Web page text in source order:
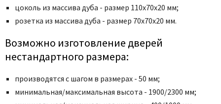
цоколь из массива дуба - размер 110х70х20 мм;
розетка из массива дуба - размер 70х70х20 мм.
Возможно изготовление дверей
нестандартного размера:
производятся с шагом в размерах - 50 мм;
минимальная/максимальная высота - 1900/2300 мм;